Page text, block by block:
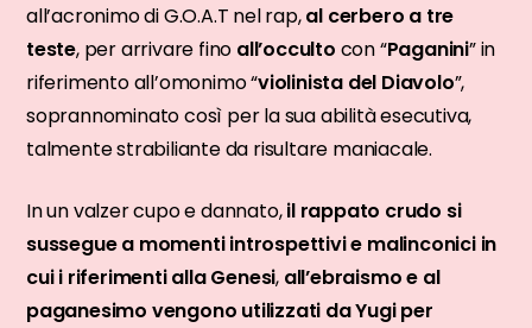
all’acronimo di G.O.A.T nel rap,al cerbero a tre
teste, per arrivare fino all’occulto con “Paganini” in
riferimento all’omonimo “violinista del Diavolo”,
soprannominato così per la sua abilità esecutiva,
talmente strabiliante da risultare maniacale.
In un valzer cupo e dannato,il rappato crudo si
sussegue a momenti introspettivi e malinconici in
cui i riferimenti alla Genesi, all’ebraismo e al
paganesimo vengono utilizzati da Yugi per